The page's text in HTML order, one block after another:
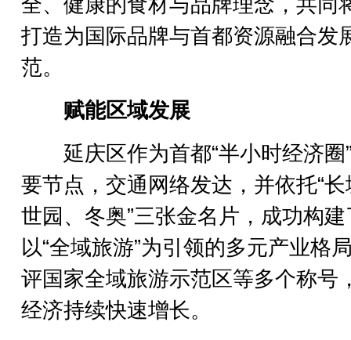
打造为国际品牌与首都资源融合发
范。
赋能区域发展
延庆区作为首都“半小时经济圈
要节点，交通网络发达，并依托“
世园、冬奥”三张金名片，成功构建
以“全域旅游”为引领的多元产业格
评国家全域旅游示范区等多个称号
经济持续快速增长。